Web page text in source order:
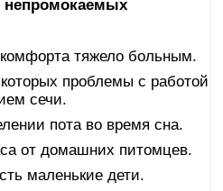
тяжело больным.
проблемы с работой
сечи.
пота во время сна.
от домашних питомцев.
маленькие дети.